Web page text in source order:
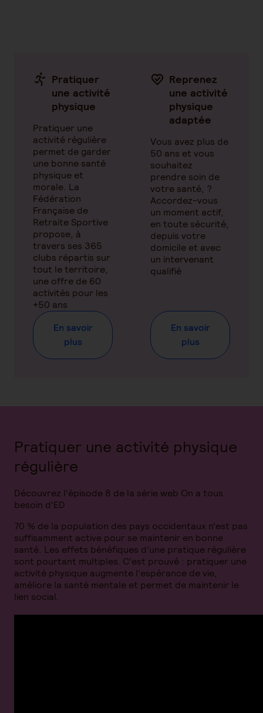
Pratiquer
une activité
physique
Pratiquer une
activité régulière
permet de garder
une bonne santé
physique et
morale. La
Fédération
Française de
Retraite Sportive
propose, à
travers ses 365
clubs répartis sur
tout le territoire,
une offre de 60
activités pour les
+50 ans
En savoir
plus
Reprenez
une activité
physique
adaptée
Vous avez plus de
50 ans et vous
souhaitez
prendre soin de
votre santé, ?
Accordez-vous
un moment actif,
en toute sécurité,
depuis votre
domicile et avec
un intervenant
qualifié
En savoir
plus
Pratiquer une activité physique
régulière
Découvrez l'épisode 8 de la série web On a tous
besoin d'ED
70 % de la population des pays occidentaux n’est pas
suffisamment active pour se maintenir en bonne
santé. Les effets bénéfiques d’une pratique régulière
sont pourtant multiples. C’est prouvé : pratiquer une
activité physique augmente l’espérance de vie,
améliore la santé mentale et permet de maintenir le
lien social.